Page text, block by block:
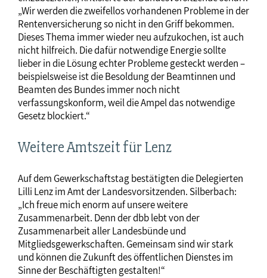
„Wir werden die zweifellos vorhandenen Probleme in der
Rentenversicherung so nicht in den Griff bekommen.
Dieses Thema immer wieder neu aufzukochen, ist auch
nicht hilfreich. Die dafür notwendige Energie sollte
lieber in die Lösung echter Probleme gesteckt werden –
beispielsweise ist die Besoldung der Beamtinnen und
Beamten des Bundes immer noch nicht
verfassungskonform, weil die Ampel das notwendige
Gesetz blockiert.“
Weitere Amtszeit für Lenz
Auf dem Gewerkschaftstag bestätigten die Delegierten
Lilli Lenz im Amt der Landesvorsitzenden. Silberbach:
„Ich freue mich enorm auf unsere weitere
Zusammenarbeit. Denn der dbb lebt von der
Zusammenarbeit aller Landesbünde und
Mitgliedsgewerkschaften. Gemeinsam sind wir stark
und können die Zukunft des öffentlichen Dienstes im
Sinne der Beschäftigten gestalten!“